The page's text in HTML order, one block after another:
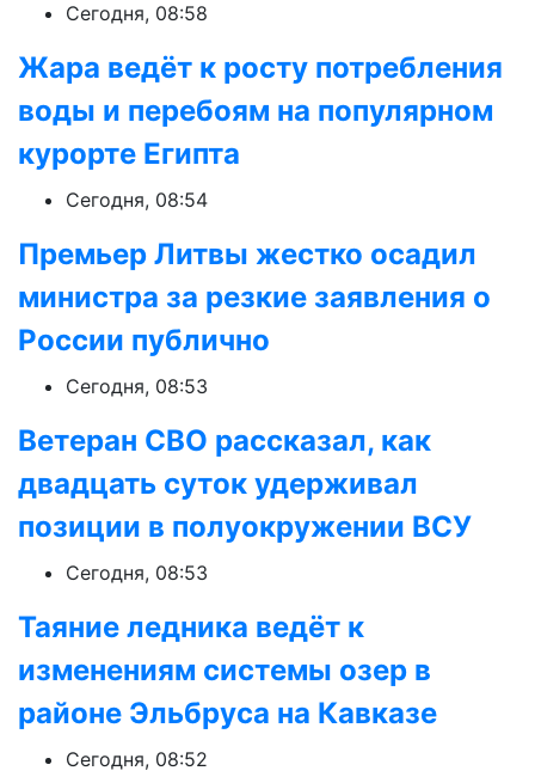
Сегодня, 08:58
Жара ведёт к росту потребления
воды и перебоям на популярном
курорте Египта
Сегодня, 08:54
Премьер Литвы жестко осадил
министра за резкие заявления о
России публично
Сегодня, 08:53
Ветеран СВО рассказал, как
двадцать суток удерживал
позиции в полуокружении ВСУ
Сегодня, 08:53
Таяние ледника ведёт к
изменениям системы озер в
районе Эльбруса на Кавказе
Сегодня, 08:52